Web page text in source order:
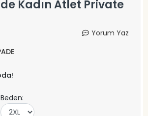
Kadın Atlet Private
Yorum Yaz
Beden: